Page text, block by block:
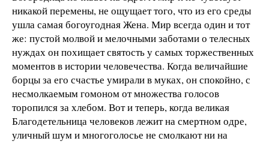
никакой перемены, не ощущает того, что из его среды
ушла самая богоугодная Жена. Мир всегда один и тот
же: пустой молвой и мелочными заботами о телесных
нуждах он похищает святость у самых торжественных
моментов в истории человечества. Когда величайшие
борцы за его счастье умирали в муках, он спокойно, с
несмолкаемым гомоном от множества голосов
торопился за хлебом. Вот и теперь, когда великая
Благодетельница человеков лежит на смертном одре,
уличный шум и многоголосье не смолкают ни на